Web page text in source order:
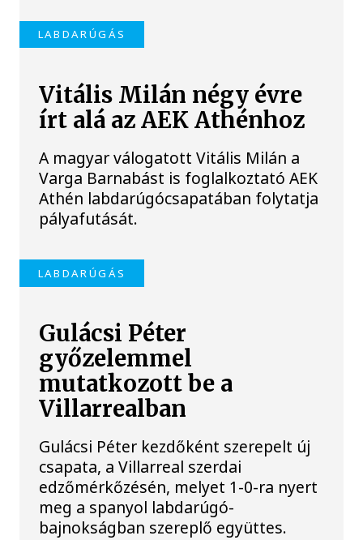
LABDARÚGÁS
Vitális Milán négy évre
írt alá az AEK Athénhoz
A magyar válogatott Vitális Milán a
Varga Barnabást is foglalkoztató AEK
Athén labdarúgócsapatában folytatja
pályafutását.
LABDARÚGÁS
Gulácsi Péter
győzelemmel
mutatkozott be a
Villarrealban
Gulácsi Péter kezdőként szerepelt új
csapata, a Villarreal szerdai
edzőmérkőzésén, melyet 1-0-ra nyert
meg a spanyol labdarúgó-
bajnokságban szereplő együttes.